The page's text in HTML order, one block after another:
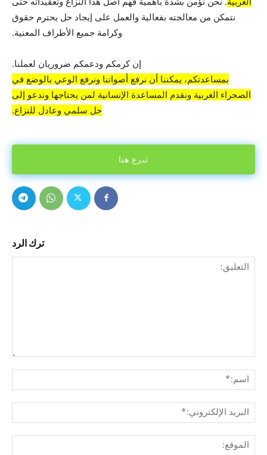
نتمكن من معالجته بفعالية والعمل على إيجاد حل يحترم حقوق
وكرامة جميع الأطراف المعنية.
إن كرمكم ودعمكم ضروريان لعملنا.
بمساعدتكم، يمكننا أن نرفع أصواتنا ونرفع الوعي بالوضع في
الصحراء الغربية ونقدم المساعدة الإنسانية لمن يحتاجها وندعو إلى
حل سلمي وعادل للنزاع.
تبرع هنا
ترك الرد